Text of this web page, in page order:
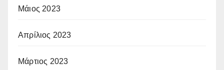
Μάιος 2023
Απρίλιος 2023
Μάρτιος 2023